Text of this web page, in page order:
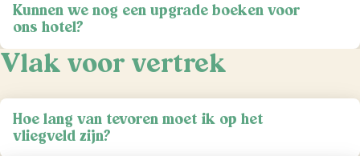
Kunnen we nog een upgrade boeken voor
ons hotel?
Vlak voor vertrek
Hoe lang van tevoren moet ik op het
vliegveld zijn?